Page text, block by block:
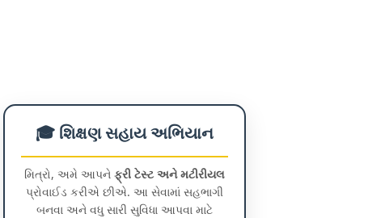
🎓 શિક્ષણ સહાય અભિયાન
મિત્રો, અમે આપને ફ્રી ટેસ્ટ અને મટીરીયલ
પ્રોવાઈડ કરીએ છીએ. આ સેવામાં સહભાગી
બનવા અને વધુ સારી સુવિધા આપવા માટે